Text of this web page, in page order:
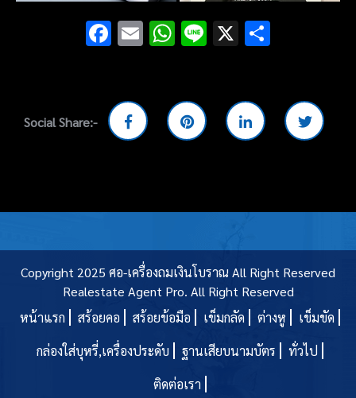
Facebook
EmailWhatsApp
Line
X
Social Share:-
Copyright 2025 ศอ-เครื่องถมเงินโบราณ All Right Reserved
Realestate Agent Pro. All Right Reserved
หน้าแรก
สร้อยคอ สร้อยข้อมือ เข็มกลัด ต่างหู
เข็มขัด
กล่องใส่บุหรี่,เครื่องประดับ
ฐานเสียบนามบัตร
ทั่วไป
ติดต่อเรา